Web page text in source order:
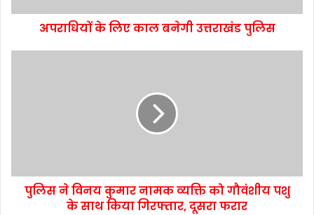
अपराधियों के लिए काल बनेगी उत्तराखंड पुलिस
पुलिस ने विनय कुमार नामक व्यक्ति को गौवंशीय पशु
के साथ किया गिरफ्तार, दूसरा फरार